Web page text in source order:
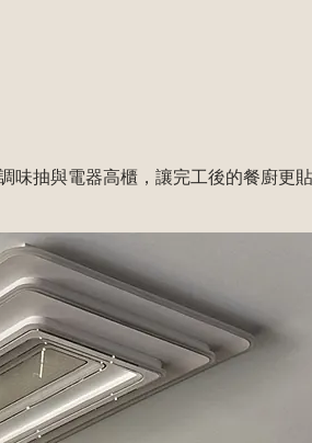
抽與電器高櫃，讓完工後的餐廚更貼